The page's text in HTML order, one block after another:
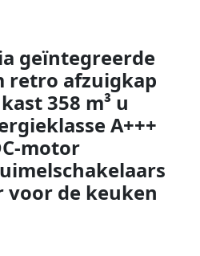
geïntegreerde
retro afzuigkap
358 m³ u
A+++
motor
de keuken